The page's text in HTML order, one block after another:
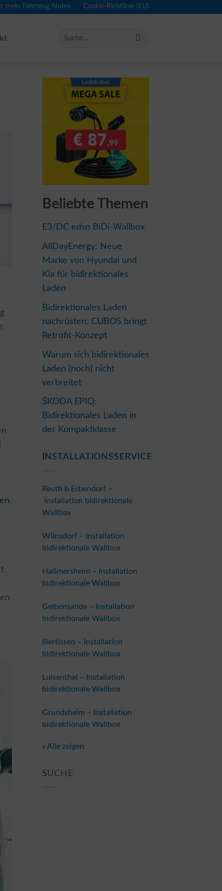
mein Fahrzeug finden Cookie-Richtlinie (EU)
.
Beliebte Themen
E3/DC edsn BiDi-Wallbox
AllDayEnergy: Neue
Marke von Hyundai und
Kia für bidirektionales
Laden
Bidirektionales Laden
nachrüsten: CUBOS bringt
Retrofit-Konzept
Warum sich bidirektionales
Laden (noch) nicht
verbreitet
ŠKODA EPIQ:
Bidirektionales Laden in
der Kompaktklasse
INSTALLATIONSSERVICE
Reuth b.Erbendorf –
Installation bidirektionale
Wallbox
Wilnsdorf – Installation
bidirektionale Wallbox
Haßmersheim – Installation
bidirektionale Wallbox
Gelbensande – Installation
bidirektionale Wallbox
Illertissen – Installation
bidirektionale Wallbox
Luisenthal – Installation
bidirektionale Wallbox
Grundsheim – Installation
bidirektionale Wallbox
» Alle zeigen
SUCHE